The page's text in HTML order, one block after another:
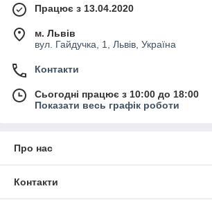
Працює з 13.04.2020
м. Львів
вул. Гайдучка, 1, Львів, Україна
Контакти
Сьогодні працює з 10:00 до 18:00
Показати весь графік роботи
Про нас
Контакти